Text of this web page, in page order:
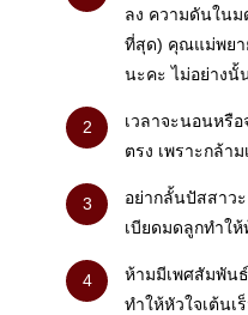
ลง ความดันในม
ที่สุด) คุณแม่พยา
นะคะ ไม่อย่างนั้
เวลาจะนอนหรื
ตรง เพราะกล้า
อย่ากลั้นปัสสาว
เบียดมดลูกทำให้
ห้ามมีเพศสัมพัน
ทำให้หัวใจเต้น